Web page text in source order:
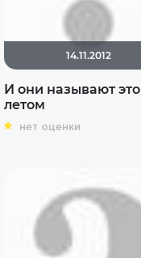
14.11.2012
И они называют это
летом
нет оценки